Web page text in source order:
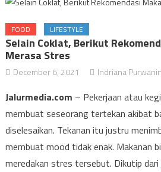
FOOD LIFESTYLE
Selain Coklat, Berikut
Merasa Stres
December 6, 2021 Indriana
Jalurmedia.com – Pekerjaan atau
membuat seseorang tertekan akibat
diselesaikan. Tekanan itu justru
membuat mood tidak enak. Makanan
meredakan stres tersebut. Dikutip dari